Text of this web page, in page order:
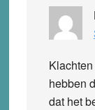
hebben
dat het